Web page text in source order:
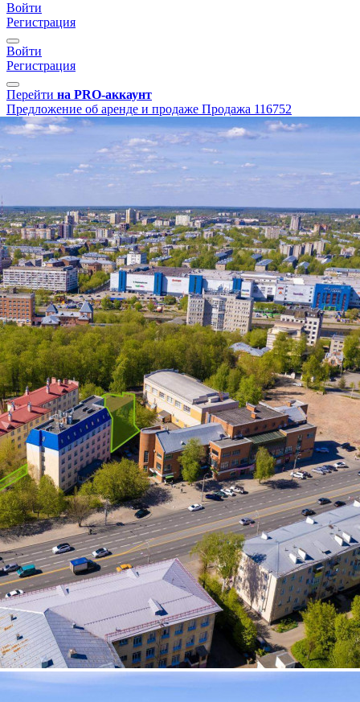
Войти
Регистрация
Войти
Регистрация
Перейти на PRO-аккаунт
Предложение об аренде и продаже Продажа 116752
Продажа